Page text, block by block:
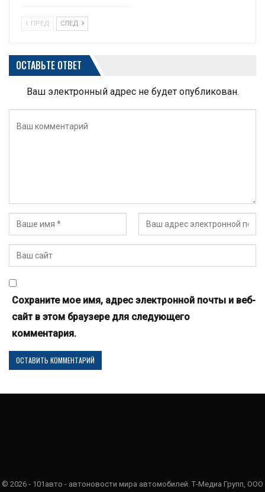
ПРЕД СЛЕД
ОСТАВЬТЕ ОТВЕТ
Ваш электронный адрес не будет опубликован.
Сохраните мое имя, адрес электронной почты и веб-
сайт в этом браузере для следующего
комментария.
© 2026 - 101авто - автоновости мира автомобилей. Т-Медиа Групп, ООО